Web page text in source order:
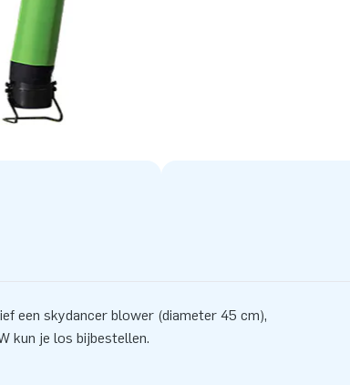
een skydancer blower (diameter 45 cm),
kun je los bijbestellen.